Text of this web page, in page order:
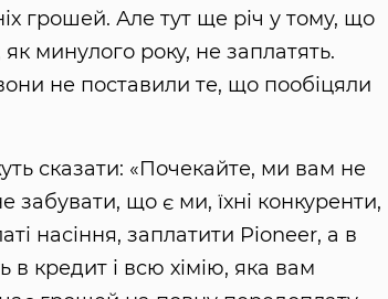
грошей. Але тут ще річ у тому, що
минулого року, не заплатять.
не поставили те, що пообіцяли
сказати: «Почекайте, ми вам не
що є ми, їхні конкуренти,
насіння, заплатити Pioneer, а в
в кредит і всю хімію, яка вам